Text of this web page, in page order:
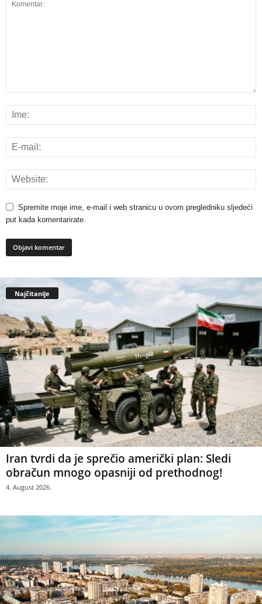
Spremite moje ime, e-mail i web stranicu u ovom pregledniku sljedeći
put kada komentarirate.
Najčitanije
Iran tvrdi da je sprečio američki plan: Sledi
obračun mnogo opasniji od prethodnog!
4. August 2026.